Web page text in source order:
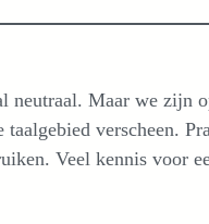
Maar we zijn
verscheen.
Veel kennis voor